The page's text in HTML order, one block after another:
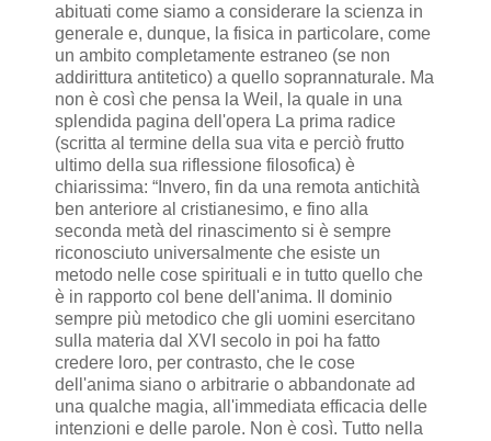
abituati come siamo a considerare la scienza in
generale e, dunque, la fisica in particolare, come
un ambito completamente estraneo (se non
addirittura antitetico) a quello soprannaturale. Ma
non è così che pensa la Weil, la quale in una
splendida pagina dell'opera La prima radice
(scritta al termine della sua vita e perciò frutto
ultimo della sua riflessione filosofica) è
chiarissima: “Invero, fin da una remota antichità
ben anteriore al cristianesimo, e fino alla
seconda metà del rinascimento si è sempre
riconosciuto universalmente che esiste un
metodo nelle cose spirituali e in tutto quello che
è in rapporto col bene dell'anima. Il dominio
sempre più metodico che gli uomini esercitano
sulla materia dal XVI secolo in poi ha fatto
credere loro, per contrasto, che le cose
dell'anima siano o arbitrarie o abbandonate ad
una qualche magia, all'immediata efficacia delle
intenzioni e delle parole. Non è così. Tutto nella